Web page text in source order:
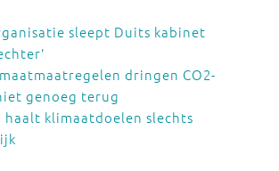
sleept Duits kabinet
dringen CO2-
genoeg terug
haalt klimaatdoelen slechts